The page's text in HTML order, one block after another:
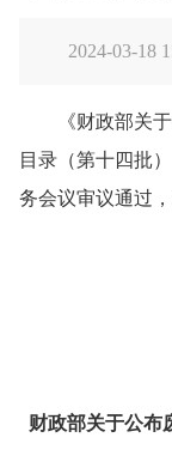
2024-03-18
《财政部关于
目录（第十四批
务会议审议通过
财政部关于公布